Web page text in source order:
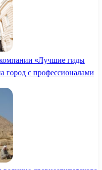
«Лучшие гиды
с профессионалами